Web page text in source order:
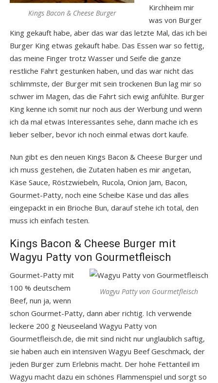
Kings Bacon & Cheese Burger
Kirchheim mir
was von Burger
King gekauft habe, aber das war das letzte Mal, das ich bei
Burger King etwas gekauft habe. Das Essen war so fettig,
das meine Finger trotz Wasser und Seife die ganze
restliche Fahrt gestunken haben, und das war nicht das
schlimmste, der Burger mit sein trockenen Bun lag mir so
schwer im Magen, das die Fahrt sich ewig anfühlte. Burger
King kenne ich somit nur noch aus der Werbung und wenn
ich da mal etwas Interessantes sehe, dann mache ich es
lieber selber, bevor ich noch einmal etwas dort kaufe.
Nun gibt es den neuen Kings Bacon & Cheese Burger und
ich muss gestehen, die Zutaten haben es mir angetan,
Käse Sauce, Röstzwiebeln, Rucola, Onion Jam, Bacon,
Gourmet-Patty, noch eine Scheibe Käse und das alles
eingepackt in ein Brioche Bun, darauf stehe ich total, den
muss ich einfach testen.
Kings Bacon & Cheese Burger mit
Wagyu Patty von Gourmetfleisch
Wagyu Patty von Gourmetfleisch
Gourmet-Patty mit
100 % deutschem
Beef, nun ja, wenn
schon Gourmet-Patty, dann aber richtig. Ich verwende
leckere 200 g Neuseeland Wagyu Patty von
Gourmetfleisch.de, die mit sind nicht nur unglaublich saftig,
sie haben auch ein intensiven Wagyu Beef Geschmack, der
jeden Burger zum Erlebnis macht. Der hohe Fettanteil im
Wagyu macht dazu ein schönes Flammenspiel und sorgt so